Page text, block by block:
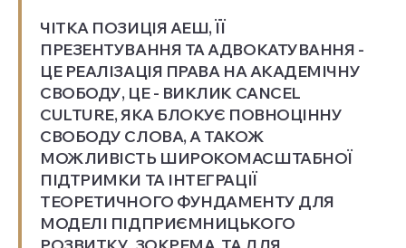
ЧІТКА ПОЗИЦІЯ АЕШ, ЇЇ
ПРЕЗЕНТУВАННЯ ТА АДВОКАТУВАННЯ -
ЦЕ РЕАЛІЗАЦІЯ ПРАВА НА АКАДЕМІЧНУ
СВОБОДУ, ЦЕ - ВИКЛИК CANCEL
CULTURE, ЯКА БЛОКУЄ ПОВНОЦІННУ
СВОБОДУ СЛОВА, А ТАКОЖ
МОЖЛИВІСТЬ ШИРОКОМАСШТАБНОЇ
ПІДТРИМКИ ТА ІНТЕГРАЦІЇ
ТЕОРЕТИЧНОГО ФУНДАМЕНТУ ДЛЯ
МОДЕЛІ ПІДПРИЄМНИЦЬКОГО